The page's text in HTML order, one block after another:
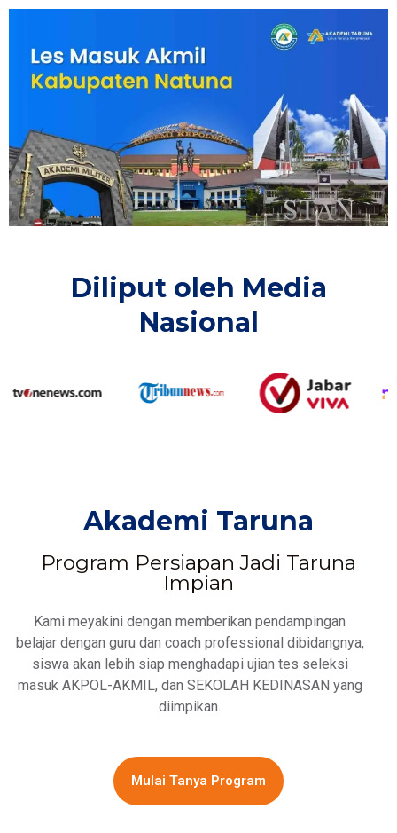
Diliput oleh Media
Nasional​
Akademi Taruna
Program Persiapan Jadi Taruna
Impian
Kami meyakini dengan memberikan pendampingan
belajar dengan guru dan coach professional dibidangnya,
siswa akan lebih siap menghadapi ujian tes seleksi
masuk AKPOL-AKMIL, dan SEKOLAH KEDINASAN yang
diimpikan.
Mulai Tanya Program